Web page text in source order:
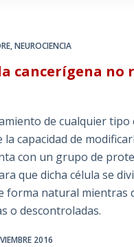
,NEUROCIENCIA
cancerígena
de cualquier
la capacidad de
con un grupo de
que dicha célula se
forma natural mientras
o descontroladas.
2016